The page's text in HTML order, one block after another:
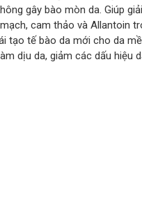
gây bào mòn da. Giúp
cam thảo và Allantoin
tạo tế bào da mới cho da
dịu da, giảm các dấu hiệu